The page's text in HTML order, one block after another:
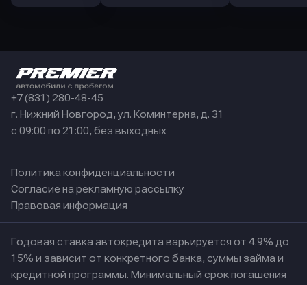
+7 (831) 280-48-45
г. Нижний Новгород, ул. Коминтерна, д. 31
с 09:00 по 21:00, без выходных
Политика конфиденциальности
Согласие на рекламную рассылку
Правовая информация
Годовая ставка автокредита варьируется от 4.9% до
15% и зависит от конкретного банка, суммы займа и
кредитной программы. Минимальный срок погашения